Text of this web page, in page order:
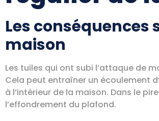
Les
maison
Les tuiles qui ont subi l’attaque de
Cela peut entraîner un écoulement
à l’intérieur de la maison. Dans le
l’effondrement du plafond.